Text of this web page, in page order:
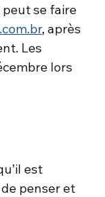
peut se faire
, après
Les
lors
est
penser et